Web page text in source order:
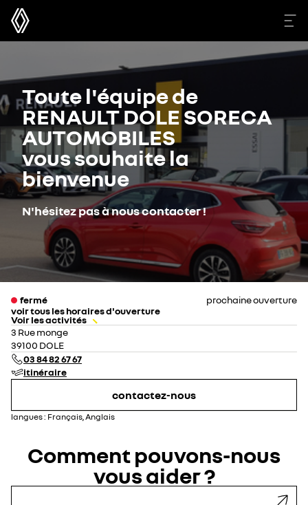
Toute l'équipe de
RENAULT DOLE SORECA
AUTOMOBILES
vous souhaite la
bienvenue
N'hésitez pas à nous contacter !
fermé
prochaine ouverture
voir tous les horaires d'ouverture
lundi
mardi
mercredi
jeudi
vendredi
Voir les activités
3 Rue monge
39100 DOLE
03 84 82 67 67
itinéraire
contactez-nous
langues : Français, Anglais
Comment pouvons-nous
vous aider ?